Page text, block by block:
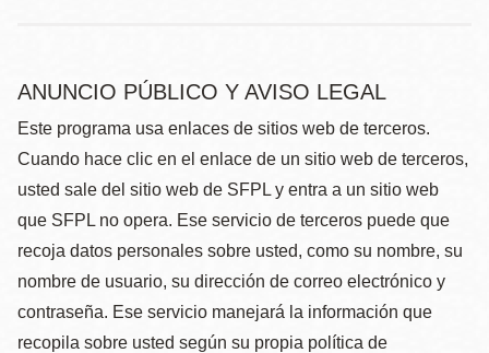
ANUNCIO PÚBLICO Y AVISO LEGAL
Este programa usa enlaces de sitios web de terceros.
Cuando hace clic en el enlace de un sitio web de terceros,
usted sale del sitio web de SFPL y entra a un sitio web
que SFPL no opera. Ese servicio de terceros puede que
recoja datos personales sobre usted, como su nombre, su
nombre de usuario, su dirección de correo electrónico y
contraseña. Ese servicio manejará la información que
recopila sobre usted según su propia política de